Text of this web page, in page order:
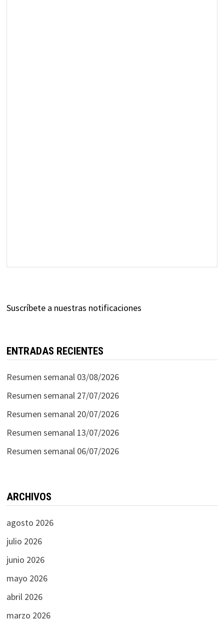
Suscríbete a nuestras notificaciones
ENTRADAS RECIENTES
Resumen semanal 03/08/2026
Resumen semanal 27/07/2026
Resumen semanal 20/07/2026
Resumen semanal 13/07/2026
Resumen semanal 06/07/2026
ARCHIVOS
agosto 2026
julio 2026
junio 2026
mayo 2026
abril 2026
marzo 2026